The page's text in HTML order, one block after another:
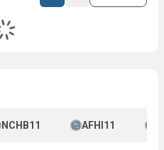
NCHB11 AFHI11